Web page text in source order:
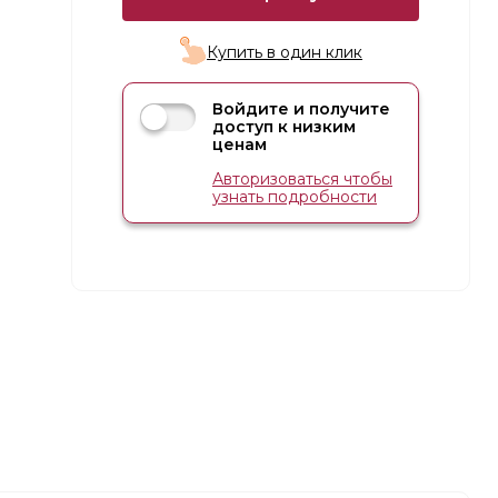
Купить в один клик
Войдите и получите
доступ к низким
ценам
Авторизоваться чтобы
узнать подробности